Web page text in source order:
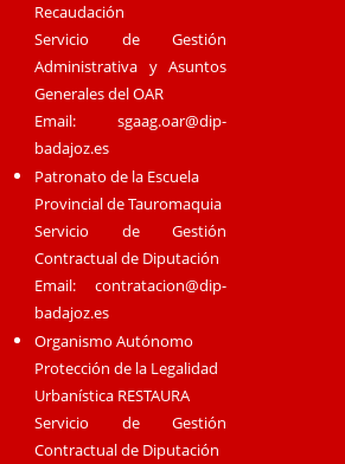
Recaudación
Servicio de Gestión
Administrativa y Asuntos
Generales del OAR
Email:sgaag.oar@dip-
badajoz.es
Patronato de la Escuela
Provincial de Tauromaquia
Servicio de Gestión
Contractual de Diputación
Email:contratacion@dip-
badajoz.es
Organismo Autónomo
Protección de la Legalidad
Urbanística RESTAURA
Servicio de Gestión
Contractual de Diputación